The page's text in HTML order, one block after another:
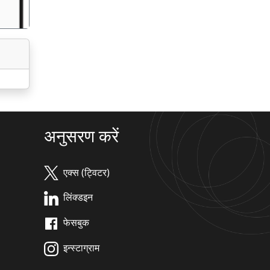
अनुसरण करें
एक्स (ट्विटर)
लिंक्डइन
फेसबुक
इन्स्टाग्राम